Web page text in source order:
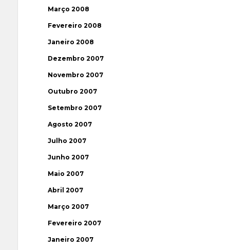
Março 2008
Fevereiro 2008
Janeiro 2008
Dezembro 2007
Novembro 2007
Outubro 2007
Setembro 2007
Agosto 2007
Julho 2007
Junho 2007
Maio 2007
Abril 2007
Março 2007
Fevereiro 2007
Janeiro 2007